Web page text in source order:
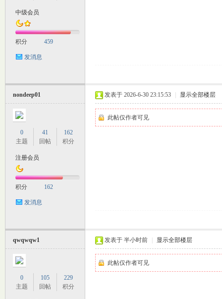
交
中级会员
积分 459
发消息
nondeep01
0
主题
41
回帖
162
积分
注册会员
积分 162
发消息
发表于 2026-6-30 23:15:53 显示全部楼层
此帖仅作者可见
qwqwqw1
0
主题
105
回帖
229
积分
发表于 半小时前 显示全部楼层
此帖仅作者可见